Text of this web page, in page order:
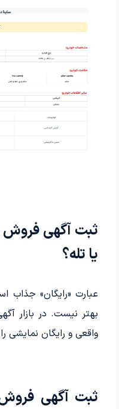
ثبت آگهی فروش
یا تله؟
عبارت «رایگان» جذاب
بهتر نیست. در بازار
واقعی و رایگان نمایشی
ثبت آگهی فروش